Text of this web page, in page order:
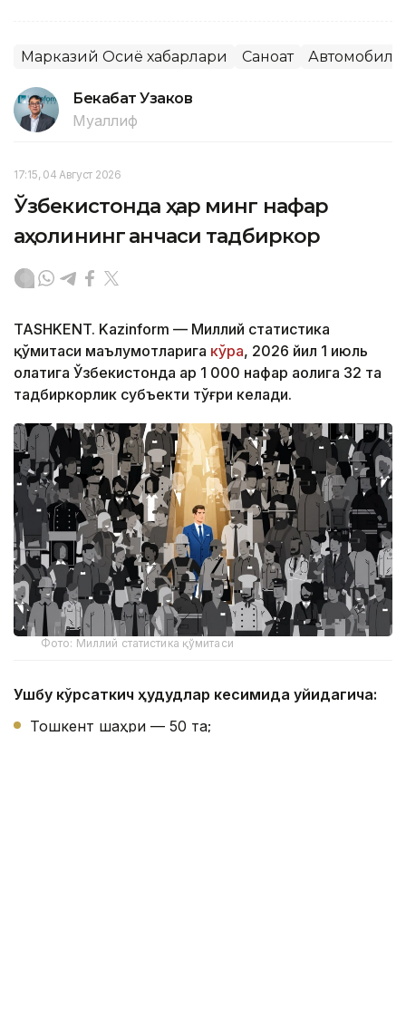
Марказий Осиё хабарлари Саноат
Бекабат Узаков
Муаллиф
17:15, 04 Август 2026
Ўзбекистонда ҳар минг нафар
аҳолининг қанчаси тадбиркор
TASHKENT. Kazinform — Миллий статистика
қўмитаси маълумотларига кўра, 2026 йил 1 июль
ҳолатига Ўзбекистонда ҳар 1 000 нафар аҳолига 32 та
тадбиркорлик субъекти тўғри келади.
Фото: Миллий статистика қўмитаси
Ушбу кўрсаткич ҳудудлар кесимида қуйидагича:
Тошкент шаҳри — 50 та;